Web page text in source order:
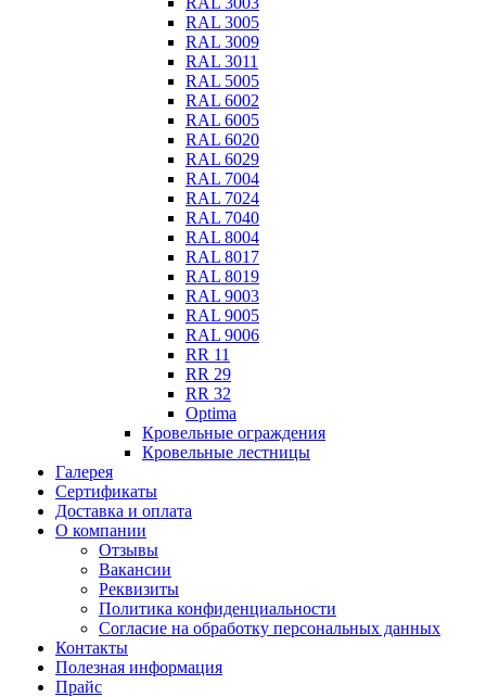
RAL 3005
RAL 3009
RAL 3011
RAL 5005
RAL 6002
RAL 6005
RAL 6020
RAL 6029
RAL 7004
RAL 7024
RAL 7040
RAL 8004
RAL 8017
RAL 8019
RAL 9003
RAL 9005
RAL 9006
RR 11
RR 29
RR 32
Optima
Кровельные ограждения
Кровельные лестницы
Галерея
Сертификаты
Доставка и оплата
О компании
Отзывы
Вакансии
Реквизиты
Политика конфиденциальности
Согласие на обработку персональных данных
Контакты
Полезная информация
Прайс